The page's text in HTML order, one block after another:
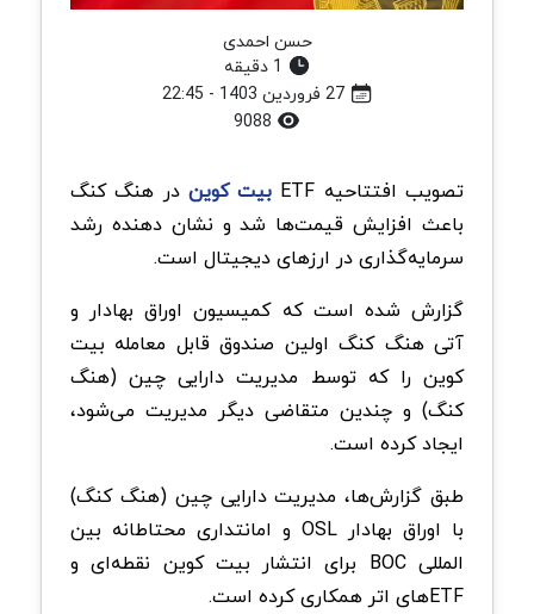
حسن احمدی
27 فروردین 1403 - 22:45
تصویب افتتاحیه ETF بیت کوین در هنگ کنگ
باعث افزایش قیمت‌ها شد و نشان دهنده رشد
سرمایه‌گذاری در ارزهای دیجیتال است.
گزارش شده است که کمیسیون اوراق بهادار و
آتی هنگ کنگ اولین صندوق قابل معامله بیت
کوین را که توسط مدیریت دارایی چین (هنگ
کنگ) و چندین متقاضی دیگر مدیریت می‌شود،
ایجاد کرده است.
طبق گزارش‌ها، مدیریت دارایی چین (هنگ کنگ)
با اوراق بهادار OSL و امانتداری محتاطانه بین
المللی BOC برای انتشار بیت کوین نقطه‌ای و
ETFهای اتر همکاری کرده است.